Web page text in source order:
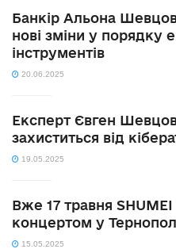
Банкір Альона
нові зміни у порядку
інструментів
20.06.2025
Експерт Євген Шевцов
захиститься від
19.05.2025
Вже 17 травня
концертом у
15.05.2025